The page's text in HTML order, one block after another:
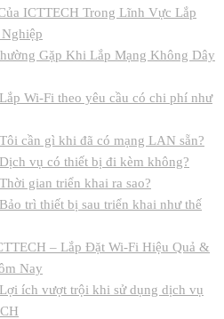
ICTTECH Trong Lĩnh Vực Lắp
Gặp Khi Lắp Mạng Không Dây
Wi-Fi theo yêu cầu có chi phí như
cần gì khi đã có mạng LAN sẵn?
vụ có thiết bị đi kèm không?
gian triển khai ra sao?
trì thiết bị sau triển khai như thế
– Lắp Đặt Wi-Fi Hiệu Quả &
Nay
ích vượt trội khi sử dụng dịch vụ